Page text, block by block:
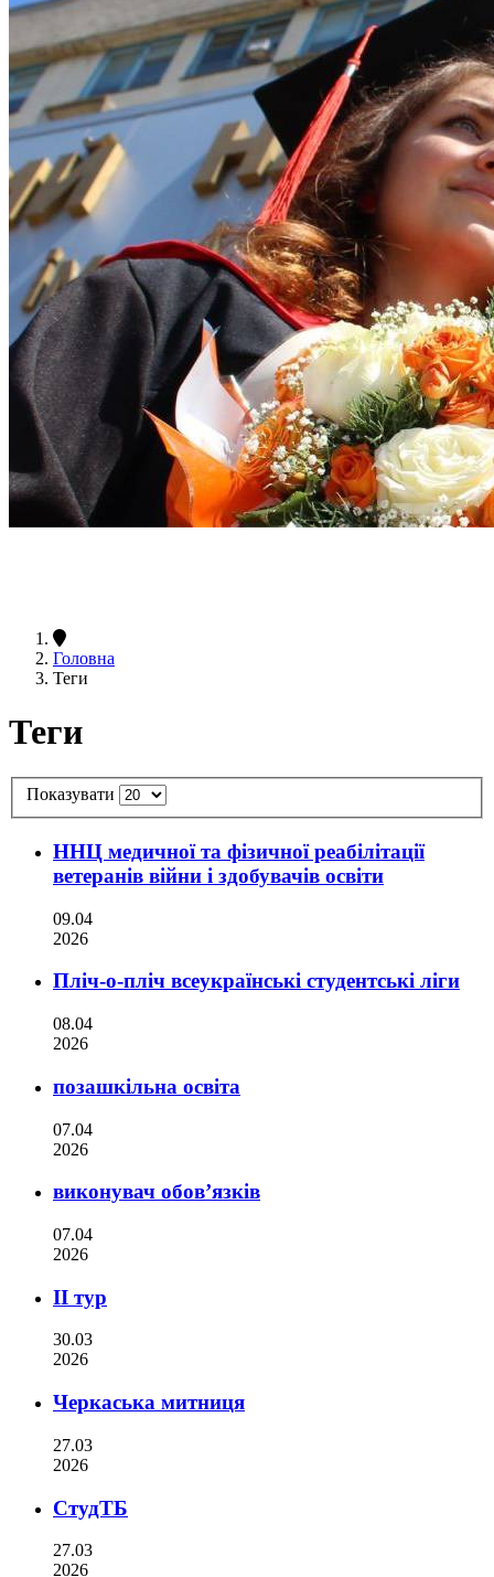
Головна
Теги
Теги
Показувати
ННЦ медичної та фізичної реабілітації
ветеранів війни і здобувачів освіти
09.04
2026
Пліч-о-пліч всеукраїнські студентські ліги
08.04
2026
позашкільна освіта
07.04
2026
виконувач обов’язків
07.04
2026
ІІ тур
30.03
2026
Черкаська митниця
27.03
2026
СтудТБ
27.03
2026